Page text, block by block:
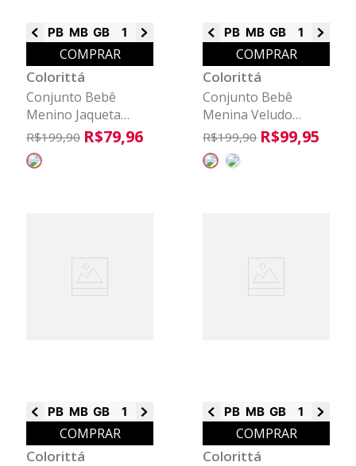
PB MB GB 1 2
COMPRAR
Colorittá
Conjunto Bebê
Menino Jaqueta
Texturizada Colorittá
Marrom
R$199,90 R$79,96
PB MB GB 1 2
COMPRAR
Colorittá
Conjunto Bebê
Menina Veludo
Colorittá Verde
R$199,90 R$99,95
PB MB GB 1 2
COMPRAR
Colorittá
PB MB GB 1 2
COMPRAR
Colorittá